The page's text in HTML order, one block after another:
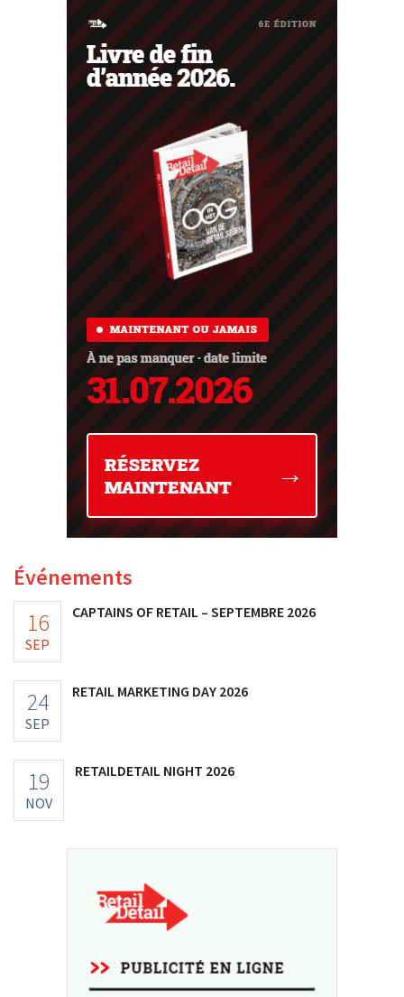
Événements
16
SEP
CAPTAINS OF RETAIL – SEPTEMBRE 2026
24
SEP
RETAIL MARKETING DAY 2026
19
NOV
RETAILDETAIL NIGHT 2026